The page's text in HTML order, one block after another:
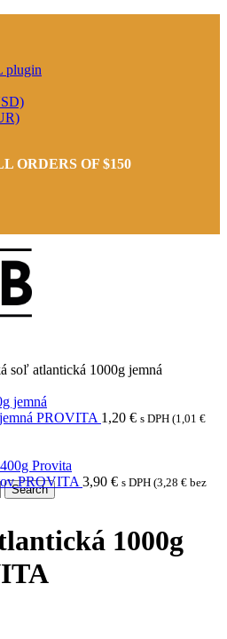
plugin
ORDERS OF $150
Search
soľ atlantická 1000g jemná
PROVITA 1,20 € s DPH (1,01 €
PROVITA 3,90 € s DPH (3,28 € bez
1000g